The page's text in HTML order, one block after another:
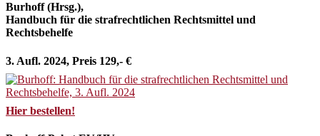
Burhoff (Hrsg.),
Handbuch für die strafrechtlichen Rechtsmittel und
Rechtsbehelfe
3. Aufl. 2024, Preis 129,- €
Hier bestellen!